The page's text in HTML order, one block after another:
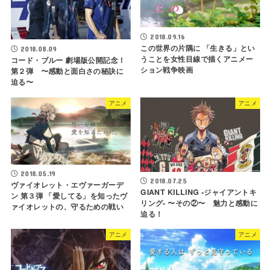
2018.08.09
コード・ブルー 劇場版公開記念！
第２弾 〜感動と面白さの秘訣に
迫る〜
2018.09.16
この世界の片隅に 「生きる」とい
うことを女性目線で描くアニメー
ション戦争映画
アニメ
2018.05.19
ヴァイオレット・エヴァーガーデ
ン 第３弾 「愛してる」を知ったヴ
ァイオレットの、守るための戦い
アニメ
2018.07.25
GIANT KILLING -ジャイアントキ
リング- 〜その②〜 魅力と感動に
迫る！
アニメ アニメ